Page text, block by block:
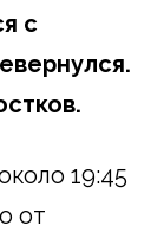
с
19:45
от